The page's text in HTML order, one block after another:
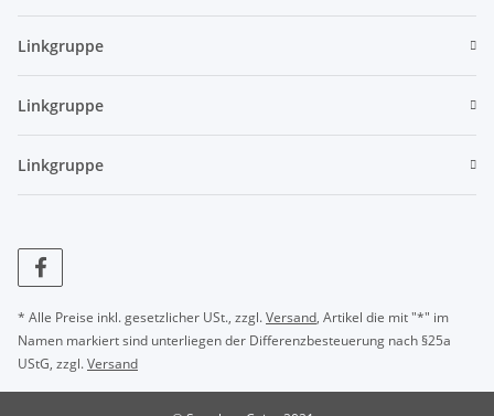
Linkgruppe
Linkgruppe
Linkgruppe
* Alle Preise inkl. gesetzlicher USt., zzgl.Versand, Artikel die mit "*" im
Namen markiert sind unterliegen der Differenzbesteuerung nach §25a
UStG, zzgl.Versand